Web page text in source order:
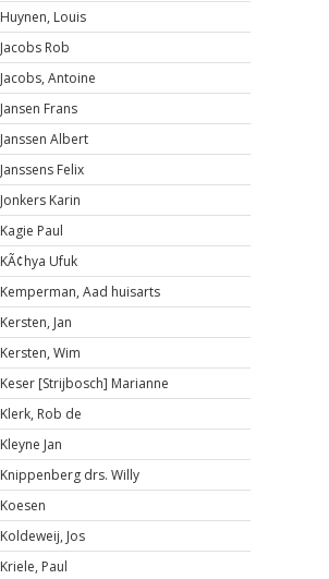
Huynen, Louis
Jacobs Rob
Jacobs, Antoine
Jansen Frans
Janssen Albert
Janssens Felix
Jonkers Karin
Kagie Paul
KÃ¢hya Ufuk
Kemperman, Aad huisarts
Kersten, Jan
Kersten, Wim
Keser [Strijbosch] Marianne
Klerk, Rob de
Kleyne Jan
Knippenberg drs. Willy
Koesen
Koldeweij, Jos
Kriele, Paul